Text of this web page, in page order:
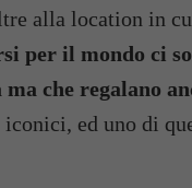
alla location in
per il mondo ci
che regalano
ed uno di